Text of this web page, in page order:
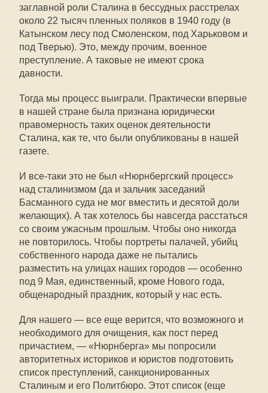
заглавной роли Сталина в бессудных расстрелах
около 22 тысяч пленных поляков в 1940 году (в
Катынском лесу под Смоленском, под Харьковом и
под Тверью). Это, между прочим, военное
преступление. А таковые не имеют срока
давности.
Тогда мы процесс выиграли. Практически впервые
в нашей стране была признана юридически
правомерность таких оценок деятельности
Сталина, как те, что были опубликованы в нашей
газете.
И все-таки это не был «Нюрнбергский процесс»
над сталинизмом (да и зальчик заседаний
Басманного суда не мог вместить и десятой доли
желающих). А так хотелось бы навсегда расстаться
со своим ужасным прошлым. Чтобы оно никогда
не повторилось. Чтобы портреты палачей, убийц
собственного народа даже не пытались
разместить на улицах наших городов — особенно
под 9 Мая, единственный, кроме Нового года,
общенародный праздник, который у нас есть.
Для нашего — все еще верится, что возможного и
необходимого для очищения, как пост перед
причастием, — «Нюрнберга» мы попросили
авторитетных историков и юристов подготовить
список преступлений, санкционированных
Сталиным и его Политбюро. Этот список (еще